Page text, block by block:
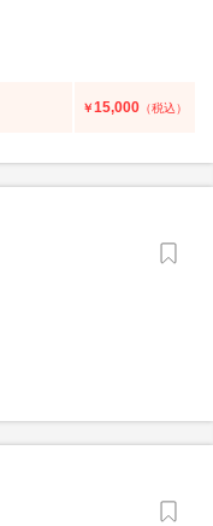
￥15,000 （税込）